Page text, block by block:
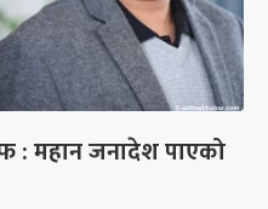
: महान जनादेश पाएको